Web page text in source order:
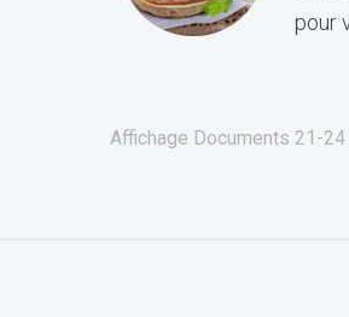
pour
Affichage Documents 21-24